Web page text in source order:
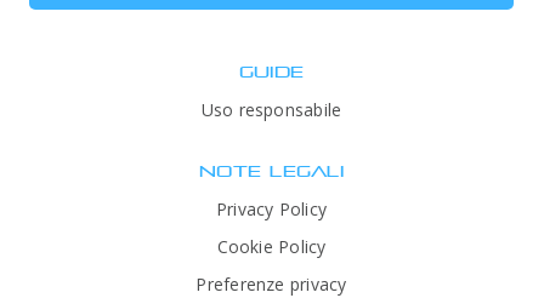
GUIDE
Uso responsabile
NOTE LEGALI
Privacy Policy
Cookie Policy
Preferenze privacy